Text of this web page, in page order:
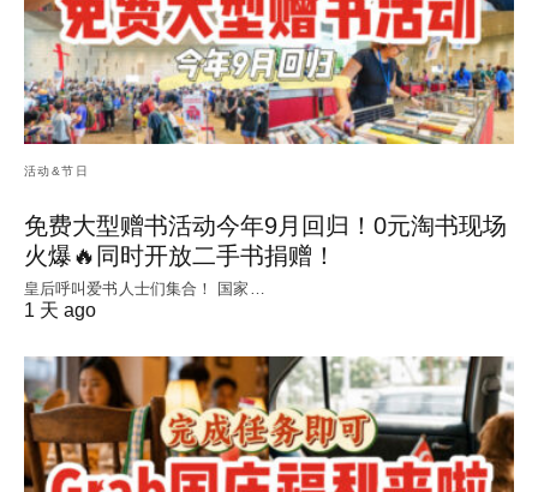
活动&节日
免费大型赠书活动今年9月回归！0元淘书现场
火爆🔥同时开放二手书捐赠！
皇后呼叫爱书人士们集合！ 国家…
1 天 ago